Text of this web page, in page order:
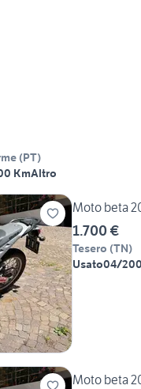
(PT)
KmAltro
Moto beta
1.700 €
Tesero (TN)
Usato04/
Moto beta